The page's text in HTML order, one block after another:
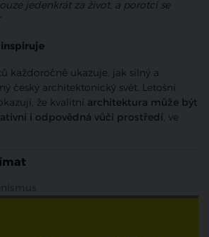
jedenkrát za život, a porotci se
každoročně ukazuje, jak silný a
český architektonický svět. Letošní
že kvalitní architektura může být
i odpovědná vůči prostředí, ve